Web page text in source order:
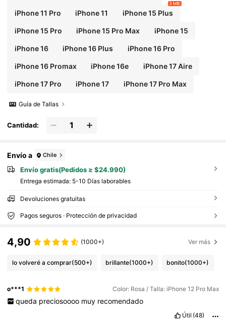
iPhone 11 Pro iPhone 11 iPhone 15 Plus
3 left
iPhone 15 Pro iPhone 15 Pro Max iPhone 15
iPhone 16 iPhone 16 Plus iPhone 16 Pro
iPhone 16 Promax iPhone 16e iPhone 17 Aire
iPhone 17 Pro iPhone 17 iPhone 17 Pro Max
Guía de Tallas
Cantidad:
Envío a Chile
Envío gratis(Pedidos ≥ $24.990)
Entrega estimada: 5-10 Días laborables
Devoluciones gratuitas
Pagos seguros · Protección de privacidad
4,90 (1000+) Ver más
lo volveré a comprar(500+) brillante(1000+) bonito(1000+)
o***1 Color: Rosa / Talla: iPhone 12 Pro Max
queda preciosoooo muy recomendado
Útil (48)